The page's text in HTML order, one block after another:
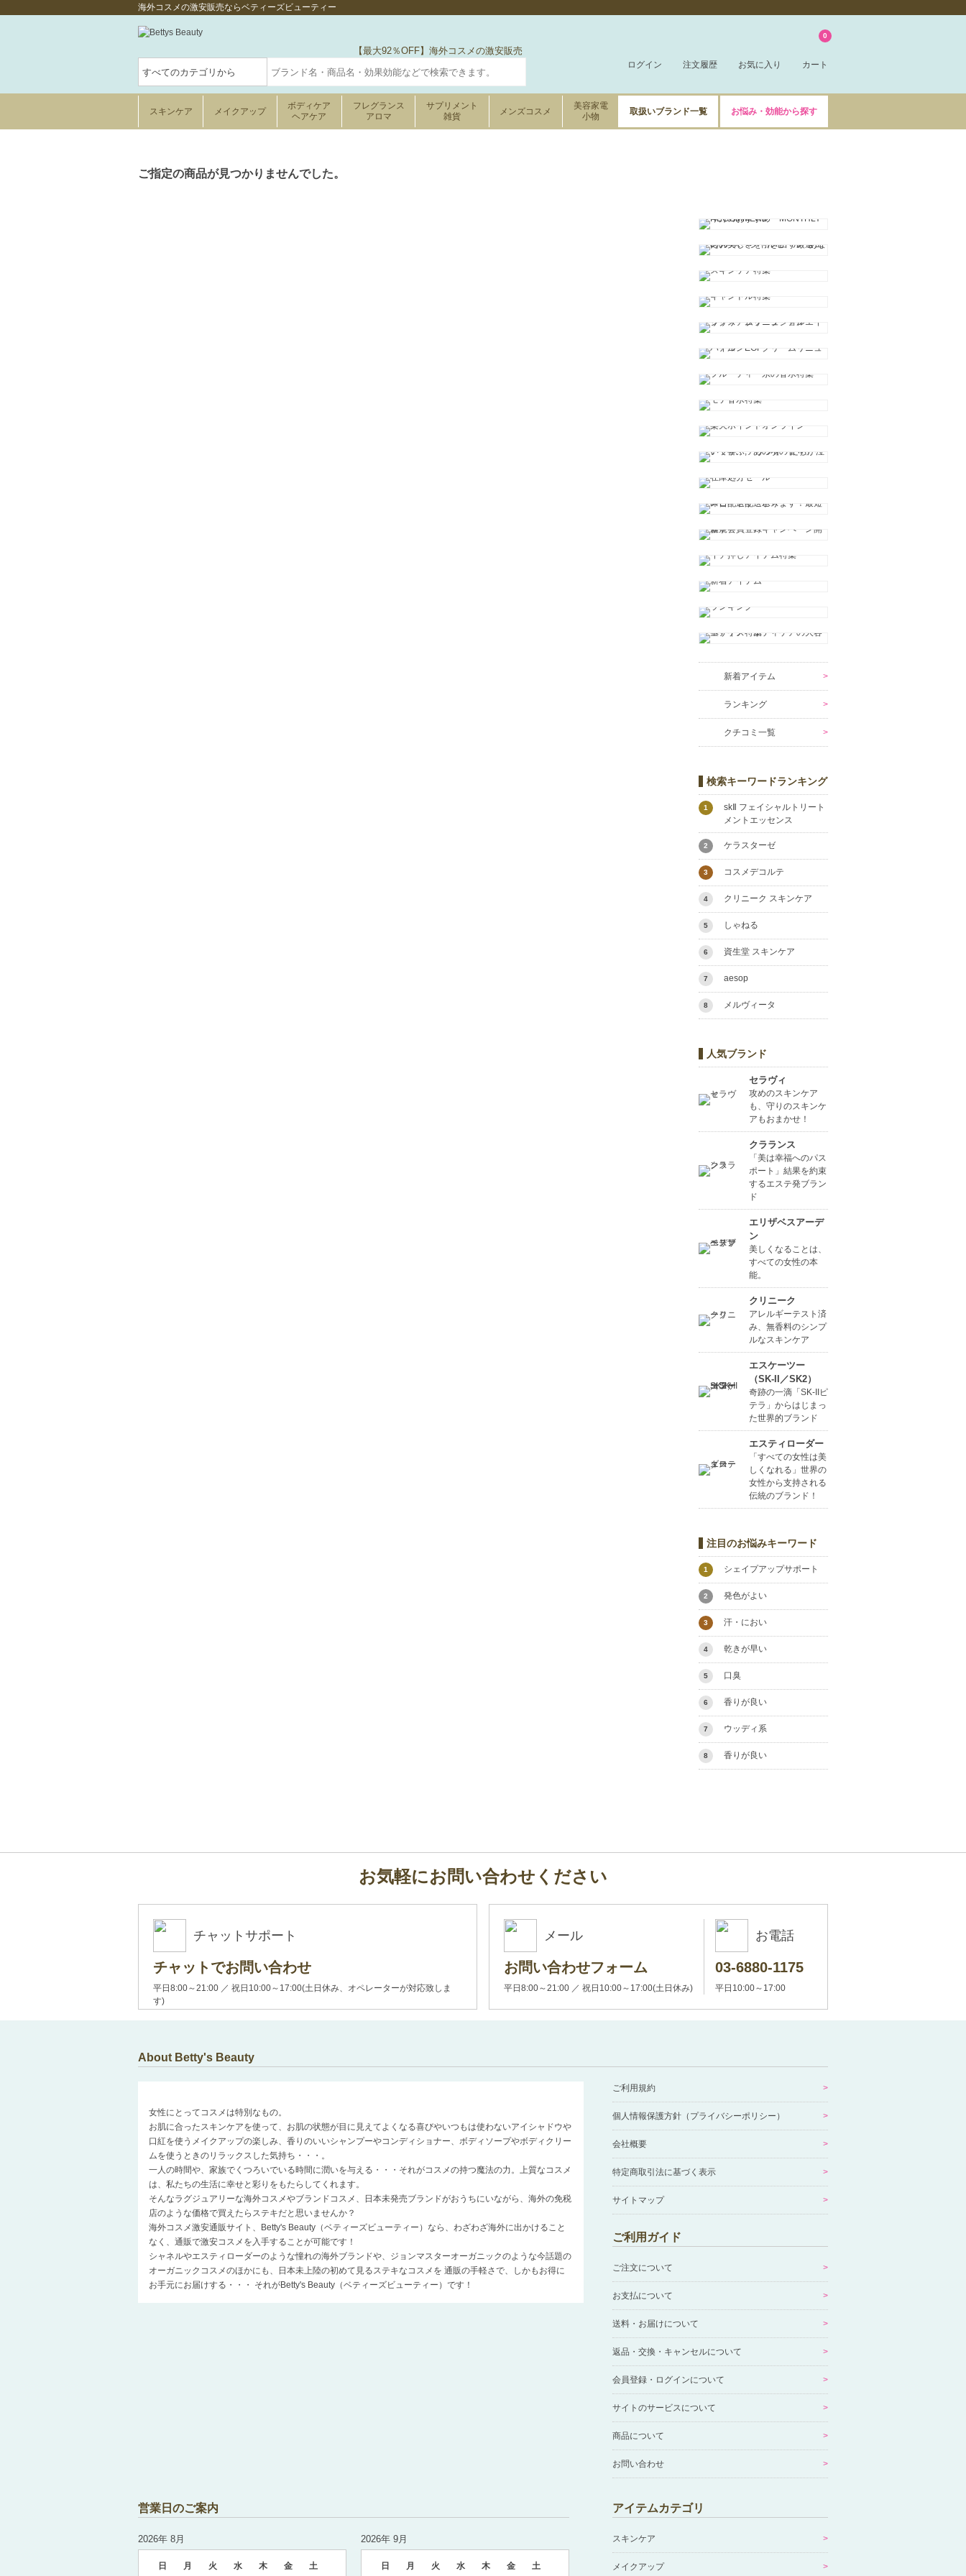
海外コスメの激安販売ならベティーズビューティー
【最大92％OFF】海外コスメの激安販売
ログイン 注文履歴 お気に入り カート
0
スキンケア メイクアップ
ボディケア
ヘアケア
フレグランス
アロマ
サプリメント
雑貨
メンズコスメ
美容家電
小物
取扱いブランド一覧 お悩み・効能から探す
ご指定の商品が見つかりませんでした。
新着アイテム
ランキング
クチコミ一覧
検索キーワードランキング
1
skⅡ フェイシャルトリート
メントエッセンス
2 ケラスターゼ
3 コスメデコルテ
4 クリニーク スキンケア
5 しゃねる
6 資生堂 スキンケア
7 aesop
8 メルヴィータ
人気ブランド
セラヴィ
攻めのスキンケア
も、守りのスキンケ
アもおまかせ！
クラランス
「美は幸福へのパス
ポート」結果を約束
するエステ発ブラン
ド
エリザベスアーデ
ン
美しくなることは、
すべての女性の本
能。
クリニーク
アレルギーテスト済
み、無香料のシンプ
ルなスキンケア
エスケーツー
（SK-II／SK2）
奇跡の一滴「SK-IIピ
テラ」からはじまっ
た世界的ブランド
エスティローダー
「すべての女性は美
しくなれる」世界の
女性から支持される
伝統のブランド！
注目のお悩みキーワード
1 シェイプアップサポート
2 発色がよい
3 汗・におい
4 乾きが早い
5 口臭
6 香りが良い
7 ウッディ系
8 香りが良い
お気軽にお問い合わせください
チャットサポート
チャットでお問い合わせ
平日8:00～21:00 ／ 祝日10:00～17:00(土日休み、オペレーターが対応致しま
す)
メール
お問い合わせフォーム
平日8:00～21:00 ／ 祝日10:00～17:00(土日休み)
お電話
03-6880-1175
平日10:00～17:00
About Betty's Beauty
女性にとってコスメは特別なもの。
お肌に合ったスキンケアを使って、お肌の状態が目に見えてよくなる喜びやいつもは使わないアイシャドウや
口紅を使うメイクアップの楽しみ、香りのいいシャンプーやコンディショナー、ボディソープやボディクリー
ムを使うときのリラックスした気持ち・・・。
一人の時間や、家族でくつろいでいる時間に潤いを与える・・・それがコスメの持つ魔法の力。上質なコスメ
は、私たちの生活に幸せと彩りをもたらしてくれます。
そんなラグジュアリーな海外コスメやブランドコスメ、日本未発売ブランドがおうちにいながら、海外の免税
店のような価格で買えたらステキだと思いませんか？
海外コスメ激安通販サイト、Betty's Beauty（ベティーズビューティー）なら、わざわざ海外に出かけること
なく、通販で激安コスメを入手することが可能です！
シャネルやエスティローダーのような憧れの海外ブランドや、ジョンマスターオーガニックのような今話題の
オーガニックコスメのほかにも、日本未上陸の初めて見るステキなコスメを 通販の手軽さで、しかもお得に
お手元にお届けする・・・ それがBetty's Beauty（ベティーズビューティー）です！
ご利用規約
個人情報保護方針（プライバシーポリシー）
会社概要
特定商取引法に基づく表示
サイトマップ
ご利用ガイド
ご注文について
お支払について
送料・お届けについて
返品・交換・キャンセルについて
会員登録・ログインについて
サイトのサービスについて
商品について
お問い合わせ
営業日のご案内
2026年 8月
日 月 火 水 木 金 土
2026年 9月
日 月 火 水 木 金 土
アイテムカテゴリ
スキンケア
メイクアップ